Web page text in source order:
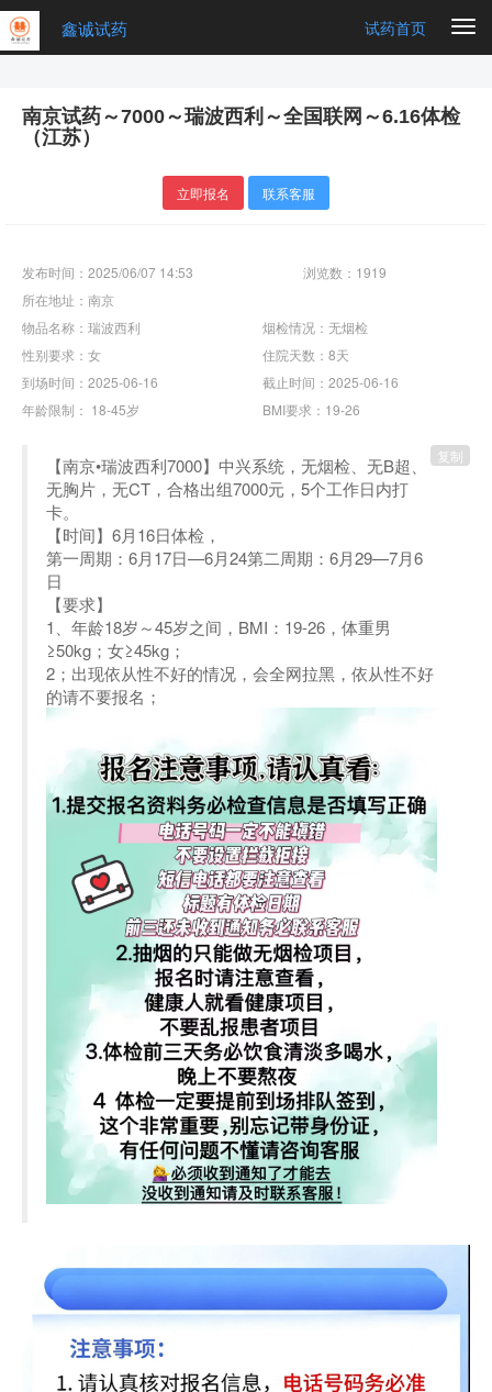
鑫诚试药 试药首页
南京试药～7000～瑞波西利～全国联网～6.16体检
（江苏）
立即报名 联系客服
发布时间：2025/06/07 14:53
浏览数：1919
所在地址：南京
物品名称：瑞波西利
烟检情况：无烟检
性别要求：女
住院天数：8天
到场时间：2025-06-16
截止时间：2025-06-16
年龄限制： 18-45岁
BMI要求：19-26
【南京•瑞波西利7000】中兴系统，无烟检、无B超、
无胸片，无CT，合格出组7000元，5个工作日内打
卡。
【时间】6月16日体检，
第一周期：6月17日—6月24第二周期：6月29—7月6
日
【要求】
1、年龄18岁～45岁之间，BMI：19-26，体重男
≥50kg；女≥45kg；
2；出现依从性不好的情况，会全网拉黑，依从性不好
的请不要报名；
复制